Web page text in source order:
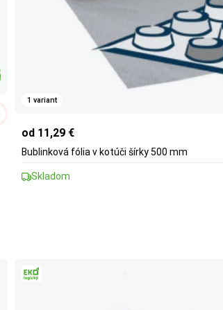
1 variant
od 11,29 €
Bublinková fólia v kotúči šírky 500 mm
Skladom